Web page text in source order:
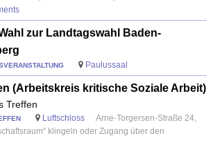
zur Landtagswahl Baden-
Paulussaal
(Arbeitskreis kritische Soziale Arbeit)
Treffen
Luftschloss
Arne-Torgersen-Straße 24,
klingeln oder Zugang über den